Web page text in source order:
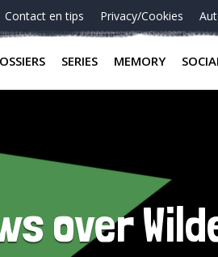
Contact en tips Privacy/Cookies
SERIES MEMORY
over